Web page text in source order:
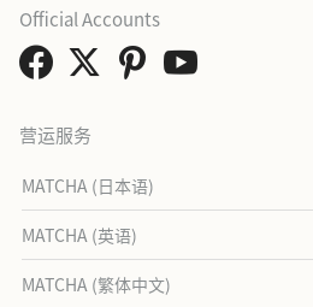
营运服务
MATCHA (日本语)
MATCHA (英语)
MATCHA (繁体中文)
Official Accounts